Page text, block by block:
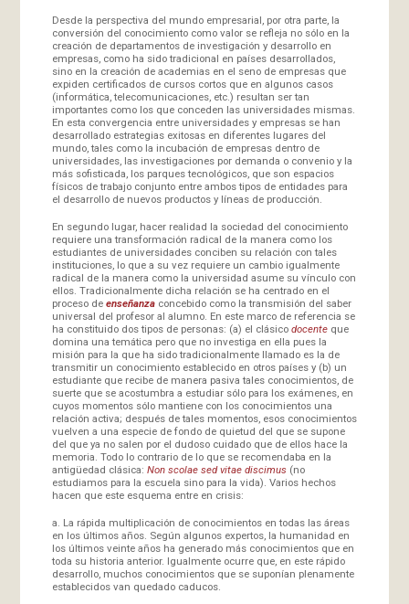
Desde la perspectiva del mundo empresarial, por otra parte, la
conversión del conocimiento como valor se refleja no sólo en la
creación de departamentos de investigación y desarrollo en
empresas, como ha sido tradicional en países desarrollados,
sino en la creación de academias en el seno de empresas que
expiden certificados de cursos cortos que en algunos casos
(informática, telecomunicaciones, etc.) resultan ser tan
importantes como los que conceden las universidades mismas.
En esta convergencia entre universidades y empresas se han
desarrollado estrategias exitosas en diferentes lugares del
mundo, tales como la incubación de empresas dentro de
universidades, las investigaciones por demanda o convenio y la
más sofisticada, los parques tecnológicos, que son espacios
físicos de trabajo conjunto entre ambos tipos de entidades para
el desarrollo de nuevos productos y líneas de producción.
En segundo lugar, hacer realidad la sociedad del conocimiento
requiere una transformación radical de la manera como los
estudiantes de universidades conciben su relación con tales
instituciones, lo que a su vez requiere un cambio igualmente
radical de la manera como la universidad asume su vínculo con
ellos. Tradicionalmente dicha relación se ha centrado en el
proceso de enseñanza concebido como la transmisión del saber
universal del profesor al alumno. En este marco de referencia se
ha constituido dos tipos de personas: (a) el clásico docente que
domina una temática pero que no investiga en ella pues la
misión para la que ha sido tradicionalmente llamado es la de
transmitir un conocimiento establecido en otros países y (b) un
estudiante que recibe de manera pasiva tales conocimientos, de
suerte que se acostumbra a estudiar sólo para los exámenes, en
cuyos momentos sólo mantiene con los conocimientos una
relación activa; después de tales momentos, esos conocimientos
vuelven a una especie de fondo de quietud del que se supone
del que ya no salen por el dudoso cuidado que de ellos hace la
memoria. Todo lo contrario de lo que se recomendaba en la
antigüedad clásica: Non scolae sed vitae discimus (no
estudiamos para la escuela sino para la vida). Varios hechos
hacen que este esquema entre en crisis:
a. La rápida multiplicación de conocimientos en todas las áreas
en los últimos años. Según algunos expertos, la humanidad en
los últimos veinte años ha generado más conocimientos que en
toda su historia anterior. Igualmente ocurre que, en este rápido
desarrollo, muchos conocimientos que se suponían plenamente
establecidos van quedado caducos.